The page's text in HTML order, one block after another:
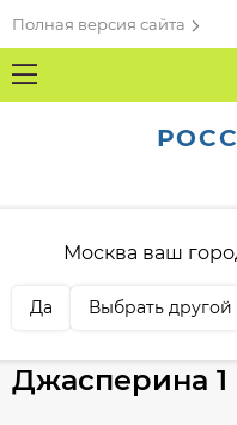
Полная версия сайта
Москва ваш
Да Выбрать другой
КАТАЛОГ ТОВАРОВ
Семена газонных трав
Овсяница
Джасперина 1